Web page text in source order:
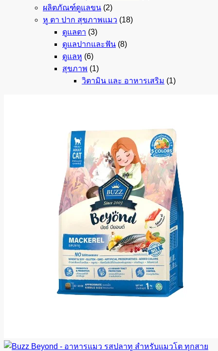
ผลิตภัณฑ์ดูแลขน (2)
หู ตา ปาก สุขภาพแมว (18)
ดูแลตา (3)
ดูแลปากและฟัน (8)
ดูแลหู (6)
สุขภาพ (1)
วิตามิน และ อาหารเสริม (1)